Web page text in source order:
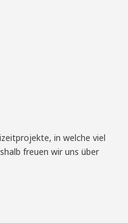
in welche viel
freuen wir uns über